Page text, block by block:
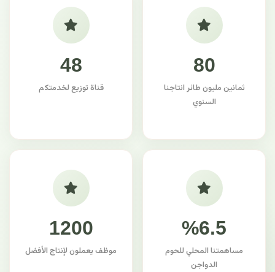
80
ثمانين مليون طائر انتاجنا
السنوي
48
قناة توزيع لخدمتكم
%6.5
مساهمتنا المحلي للحوم
الدواجن
1200
موظف يعملون لإنتاج الأفضل